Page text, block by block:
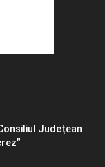
Județean